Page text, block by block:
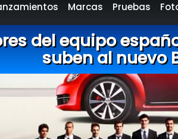
Marcas Pruebas
del equipo
suben al nuevo